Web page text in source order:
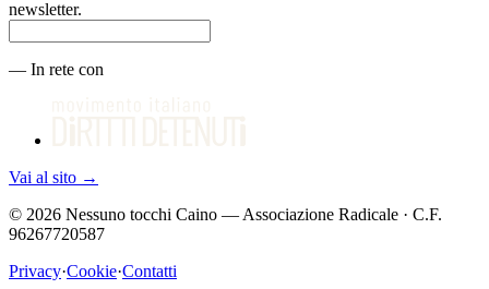
newsletter.
— In rete con
Vai al sito →
© 2026 Nessuno tocchi Caino — Associazione Radicale · C.F.
96267720587
Privacy·Cookie·Contatti